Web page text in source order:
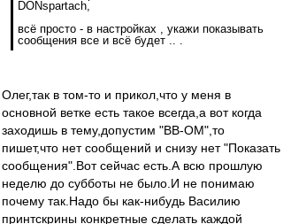
DONspartach,
всё просто - в настройках , укажи показывать
сообщения все и всё будет .. .
Олег,так в том-то и прикол,что у меня в
основной ветке есть такое всегда,а вот когда
заходишь в тему,допустим "ВВ-ОМ",то
пишет,что нет сообщений и снизу нет "Показать
сообщения".Вот сейчас есть.А всю прошлую
неделю до субботы не было.И не понимаю
почему так.Надо бы как-нибудь Василию
принтскрины конкретные сделать каждой